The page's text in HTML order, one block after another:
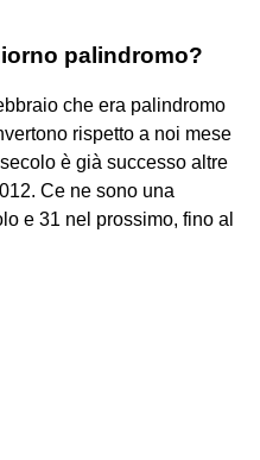
palindromo?
che era palindromo
rispetto a noi mese
è già successo altre
Ce ne sono una
e 31 nel prossimo, fino al